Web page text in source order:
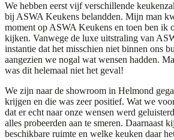
We hebben eerst vijf verschillende
bij ASWA Keukens belandden. Mijn man
moment op ASWA Keukens en toen ben ik
kijken. Vanwege de luxe uitstraling van
instantie dat het misschien niet binnen ons
aangezien we nogal wat wensen hadden.
was dit helemaal niet het geval!
We zijn naar de showroom in Helmond
krijgen en die was zeer positief. Wat we
dat er echt naar onze wensen werd
alles probeerden aan te smeren. Daarnaast
beschikbare ruimte en welke keuken daar